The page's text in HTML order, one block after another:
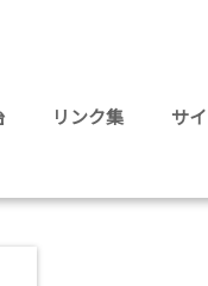
リンク集 サ